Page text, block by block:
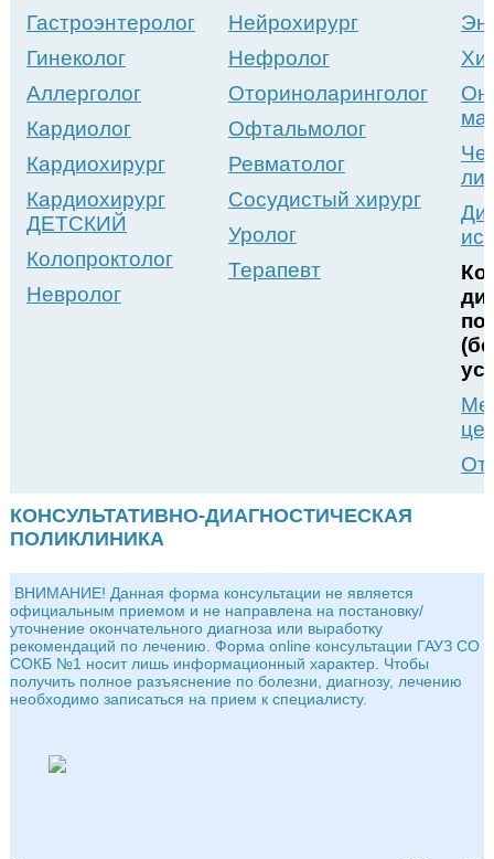
Гастроэнтеролог
Гинеколог
Аллерголог
Кардиолог
Кардиохирург
Кардиохирург
ДЕТСКИЙ
Колопроктолог
Невролог
Нейрохирург
Нефролог
Оториноларинголог
Офтальмолог
Ревматолог
Сосудистый хирург
Уролог
Терапевт
КОНСУЛЬТАТИВНО-ДИАГНОСТИЧЕСКАЯ
ПОЛИКЛИНИКА
ВНИМАНИЕ! Данная форма консультации не является
официальным приемом и не направлена на постановку/
уточнение окончательного диагноза или выработку
рекомендаций по лечению. Форма online консультации ГАУЗ СО
СОКБ №1 носит лишь информационный характер. Чтобы
получить полное разъяснение по болезни, диагнозу, лечению
необходимо записаться на прием к специалисту.